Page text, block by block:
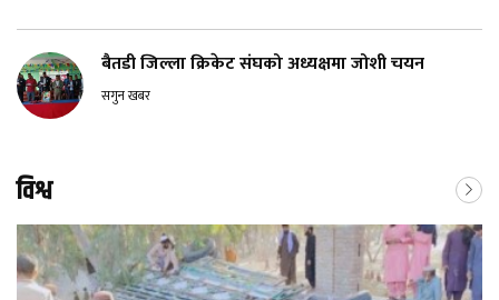
बैतडी जिल्ला क्रिकेट संघको अध्यक्षमा जोशी चयन
सगुन खबर
विश्व